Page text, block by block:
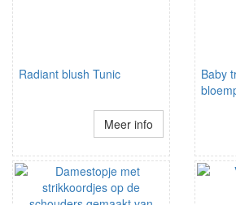
Radiant blush Tunic
Meer info
Baby